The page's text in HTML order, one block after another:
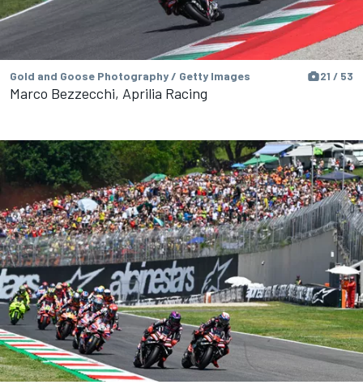
Gold and Goose Photography / Getty Images 21 / 53
Marco Bezzecchi, Aprilia Racing